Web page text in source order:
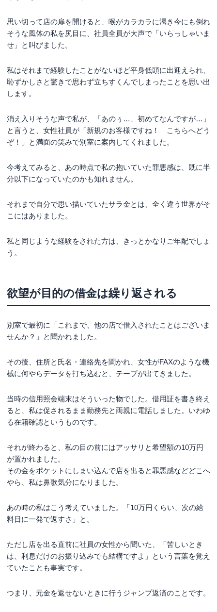
思い切って店の扉を開けると、喉がカラカラに渇き今にも倒れ
そうな風体の私を尻目に、社員全員が大声で「いらっしゃいま
せ」と叫びました。
私はそれまで経験したことがないほど平身低頭に出迎えられ、
恥ずかしさと驚きで思わず立ちすくんでしまったことを思い出
します。
消え入りそうな声で私が、「あのぅ…、初めてなんですが…」
と言うと、女性社員が「新規のお客様ですね！ こちらへどう
ぞ！」と満面の笑みで別室に案内してくれました。
今考えてみると、あの時点で私の抱いていた罪悪感は、既に半
分以下になっていたのかも知れません。
それまで自分で思い描いていたサラ金とは、全く違う世界がそ
こにはありました。
私と同じような経験をされた方は、きっとかなりご年配でしょ
う。
欲望が目的の借金は繰り返される
別室で最初に「これまで、他の店で借入されたことはございま
せんか？」と聞かれました。
その後、住所と氏名・連絡先を聞かれ、女性がFAXのような機
械に何やらデータを打ち込むと、テープが出てきました。
当時の信用照会端末はそういった物でした。借用証を書き終え
ると、私は促されるまま勤務先と両親に電話しました。いわゆ
る在籍確認というものです。
それが終わると、私の目の前にはアッサリと希望額の10万円
が置かれました。
その金をポケットにしまい込んで店を出ると罪悪感などどこへ
やら、私は鼻歌気分になりました。
あの時の私はこう考えていました。「10万円くらい、次の給
料日に一発で返すさ」と。
ただし店を出る直前に社員の女性から聞いた、「苦しいとき
は、利息だけのお振り込みでも結構ですよ」という言葉を覚え
ていたことも事実です。
つまり、元金を返せないときに行うジャンプ返済のことです。